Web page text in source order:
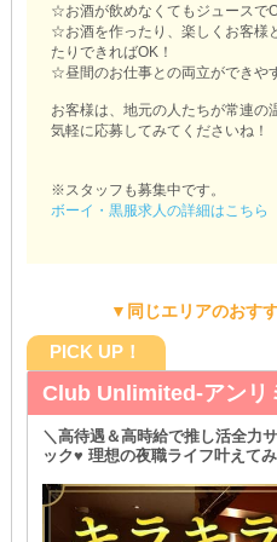
☆お酒が飲めなくてもジュースで
☆お酒を作ったり、楽しくお客様
たりできればOK！
☆昼間のお仕事との両立ができや
お客様は、地元の人たちが常連の
気軽に応募してみてくださいね！
※スタッフも募集中です。
ボーイ・黒服求人の詳細はこちら
▼同じエリアのおす
PICK UP！
Club Unlimited-アンリ
＼高待遇＆高時給で推し活全力
ック♥ 理想の夜職ライフ叶えて